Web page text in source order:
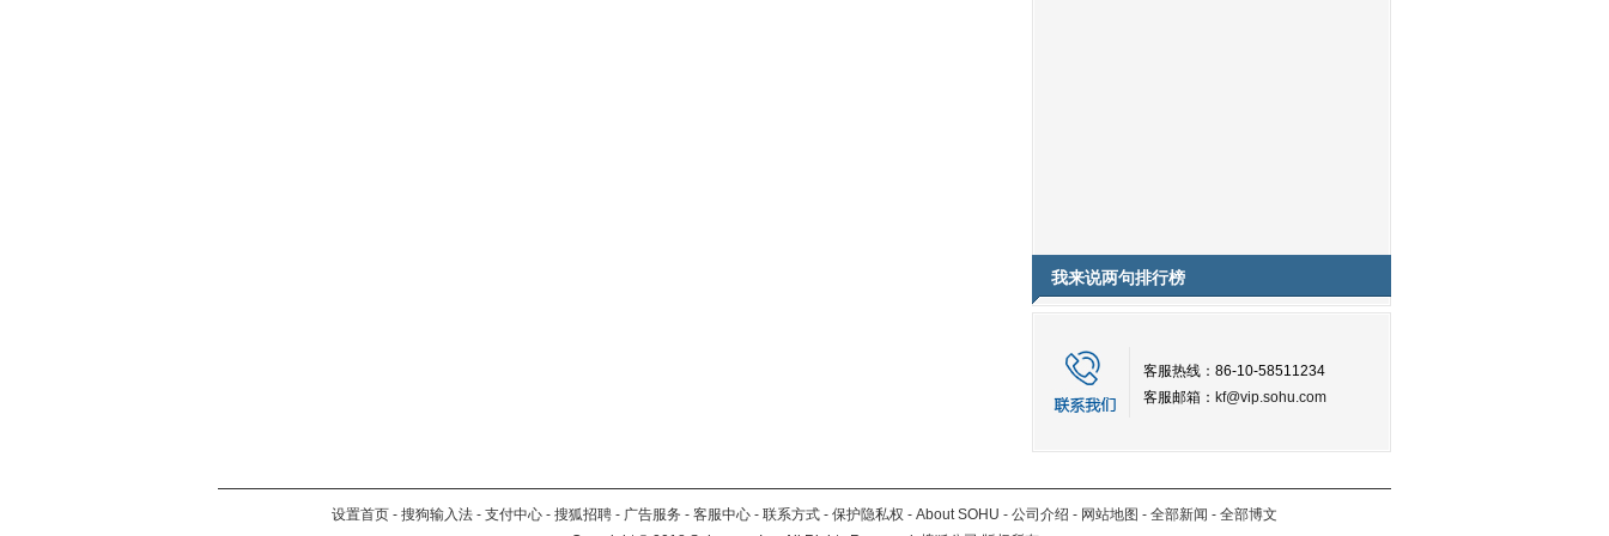
我来说两句排行榜
客服热线：86-10-58511234
客服邮箱： kf@vip.sohu.com
设置首页 - 搜狗输入法 - 支付中心 - 搜狐招聘 - 广告服务 - 客服中心 - 联系方式 - 保护隐私权 - About SOHU - 公司介绍 - 网站地图 - 全部新闻 - 全部博文